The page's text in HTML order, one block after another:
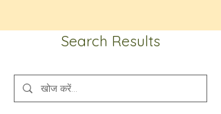
Search Results